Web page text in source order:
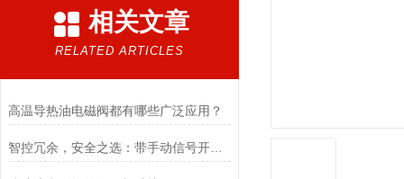
相关文章
RELATED ARTICLES
高温导热油电磁阀都有哪些广泛应用？
智控冗余，安全之选：带手动信号开关电磁阀，双模驱动的可靠保障